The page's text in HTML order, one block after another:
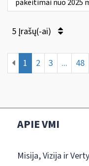
pakeitimai nuo 2025
5 Įrašų(-ai)
1 2 3 ... 48
APIE VMI
Misija, Vizija ir